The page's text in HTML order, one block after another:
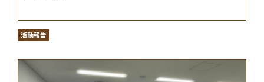
活動報告